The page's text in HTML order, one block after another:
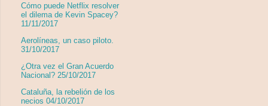
Cómo puede Netflix resolver
el dilema de Kevin Spacey?
11/11/2017
Aerolíneas, un caso piloto.
31/10/2017
¿Otra vez el Gran Acuerdo
Nacional? 25/10/2017
Cataluña, la rebelión de los
necios 04/10/2017